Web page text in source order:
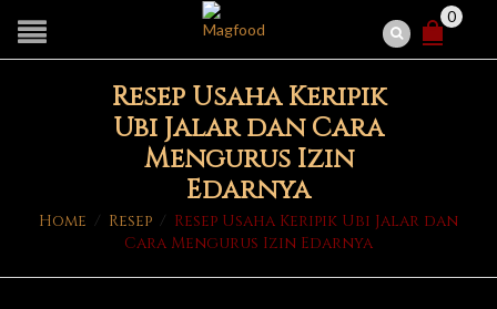
0
Resep Usaha Keripik
Ubi Jalar dan Cara
Mengurus Izin
Edarnya
Home / Resep / Resep Usaha Keripik Ubi Jalar dan
Cara Mengurus Izin Edarnya